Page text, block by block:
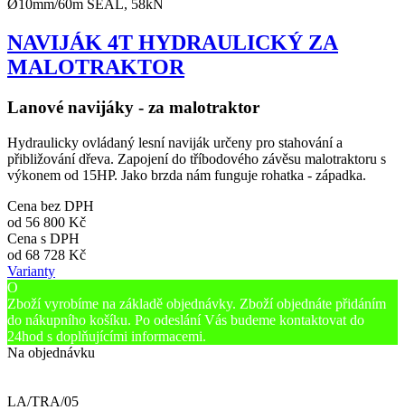
Ø10mm/60m SEAL, 58kN
NAVIJÁK 4T HYDRAULICKÝ ZA
MALOTRAKTOR
Lanové navijáky - za malotraktor
Hydraulicky ovládaný lesní naviják určeny pro stahování a
přibližování dřeva. Zapojení do tříbodového závěsu malotraktoru s
výkonem od 15HP. Jako brzda nám funguje rohatka - západka.
Cena bez DPH
od 56 800 Kč
Cena s DPH
od 68 728 Kč
Varianty
O
Zboží vyrobíme na základě objednávky. Zboží objednáte přidáním
do nákupního košíku. Po odeslání Vás budeme kontaktovat do
24hod s doplňujícími informacemi.
Na objednávku
LA/TRA/05